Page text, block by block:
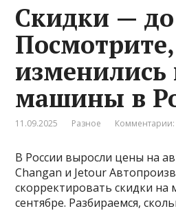
Скидки —
машины в
11.09.2025 Разное Комментарии:
В России выросли цены на
Changan и Jetour
скорректировать скидки
сентябре. Разбираемся,